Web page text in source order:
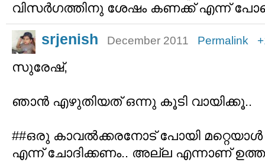
വിസര്‍ഗത്തിനു ശേഷം കണക്ക് എന്ന്
srjenish December 2011 Permalink
സുരേഷ്,
ഞാന്‍ എഴുതിയത് ഒന്നു കൂടി വായിക്കൂ..
##ഒരു കാവല്‍ക്കരനോട് പോയി
എന്ന് ചോദിക്കണം.. അല്ല എന്നാണ്